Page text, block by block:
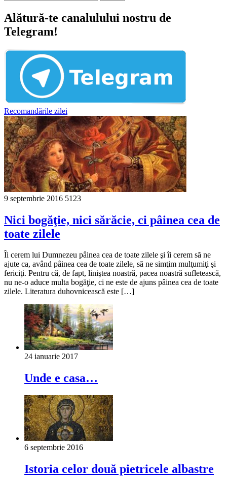
Alătură-te canalulului nostru de
Telegram!
Recomandările zilei
9 septembrie 2016 5123
Nici bogăţie, nici sărăcie, ci pâinea cea de
toate zilele
Îi cerem lui Dumnezeu pâinea cea de toate zilele şi îi cerem să ne
ajute ca, având pâinea cea de toate zilele, să ne simţim mulţumiţi şi
fericiţi. Pentru că, de fapt, liniştea noastră, pacea noastră sufletească,
nu ne-o aduce multa bogăţie, ci ne este de ajuns pâinea cea de toate
zilele. Literatura duhovnicească este […]
24 ianuarie 2017
Unde e casa…
6 septembrie 2016
Istoria celor două pietricele albastre